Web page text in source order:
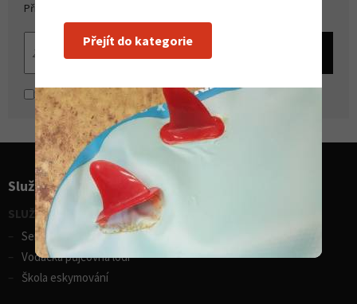
Přihlašte se k odběru novinek.
Souhlasím se zpracováním osobních údajů
Služby pro sporty
SLUŽBY - vodní sporty
Servis lodí a člunů
Vodácká půjčovna lodí
Škola eskymování
Přejít do kategorie